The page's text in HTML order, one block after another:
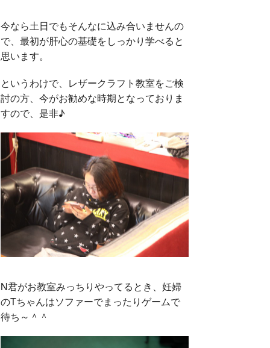
今なら土日でもそんなに込み合いませんの
で、最初が肝心の基礎をしっかり学べると
思います。
というわけで、レザークラフト教室をご検
討の方、今がお勧めな時期となっておりま
すので、是非♪
N君がお教室みっちりやってるとき、妊婦
のTちゃんはソファーでまったりゲームで
待ち～＾＾